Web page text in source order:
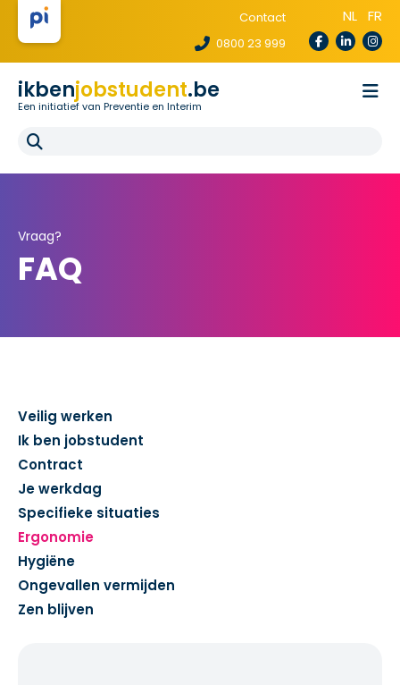
Contact
0800 23 999
NL FR
ikbenjobstudent.be
Een initiatief van Preventie en Interim
Voor uitzendbureaus
Vraag?
FAQ
Veilig werken
Ik ben jobstudent
Contract
Je werkdag
Specifieke situaties
Ergonomie
Hygiëne
Ongevallen vermijden
Zen blijven